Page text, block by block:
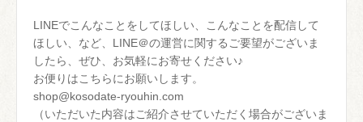
LINEでこんなことをしてほしい、こんなことを配信して
ほしい、など、LINE＠の運営に関するご要望がございま
したら、ぜひ、お気軽にお寄せください♪
お便りはこちらにお願いします。
shop@kosodate-ryouhin.com
（いただいた内容はご紹介させていただく場合がございま